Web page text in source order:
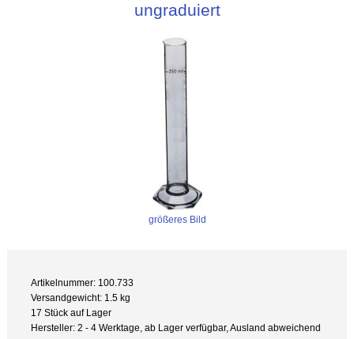
ungraduiert
größeres Bild
Artikelnummer: 100.733
Versandgewicht: 1.5 kg
17 Stück auf Lager
Hersteller: 2 - 4 Werktage, ab Lager verfügbar, Ausland abweichend